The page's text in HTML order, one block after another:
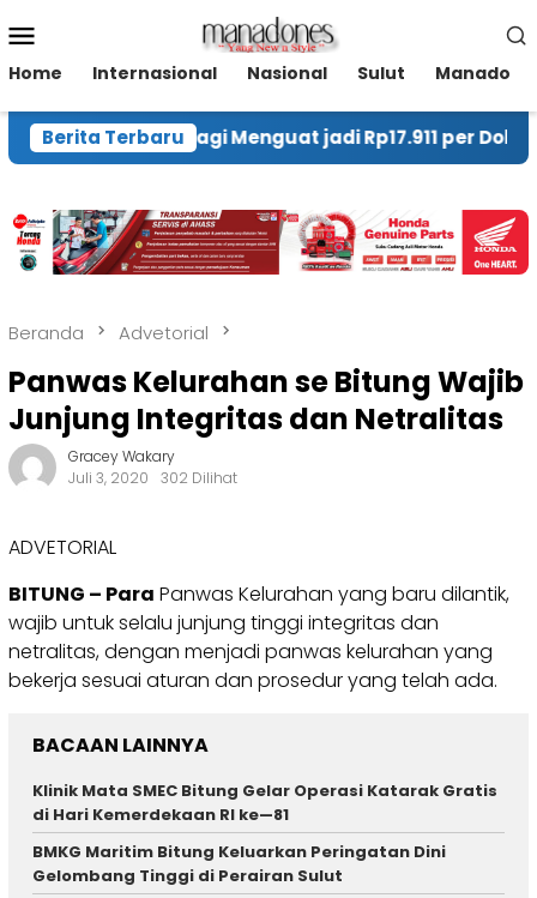
ke
kontenMobile
Home Internasional Nasional Sulut Manado
Berita Terbaru
Kamis Pagi Menguat jadi Rp17.911 per Dolar AS
Beranda Advetorial
Panwas Kelurahan se Bitung Wajib
Junjung Integritas dan Netralitas
Gracey Wakary
Juli 3, 2020
302 Dilihat
ADVETORIAL
BITUNG – Para Panwas Kelurahan yang baru dilantik,
wajib untuk selalu junjung tinggi integritas dan
netralitas, dengan menjadi panwas kelurahan yang
bekerja sesuai aturan dan prosedur yang telah ada.
BACAAN LAINNYA
Klinik Mata SMEC Bitung Gelar Operasi Katarak Gratis
di Hari Kemerdekaan RI ke—81
BMKG Maritim Bitung Keluarkan Peringatan Dini
Gelombang Tinggi di Perairan Sulut